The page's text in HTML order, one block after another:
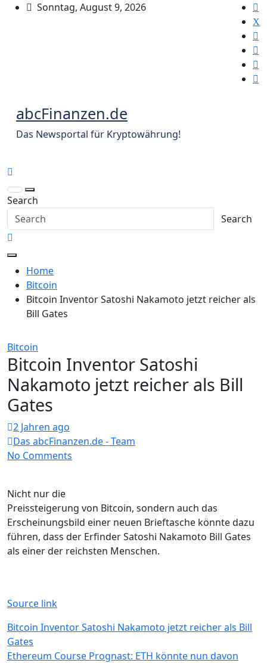
Skip
Sonntag, August 9, 2026
abcFinanzen.de
Das Newsportal für Kryptowährung!
Search
Search
Home
Bitcoin
Bitcoin Inventor Satoshi Nakamoto jetzt reicher als
Bill Gates
Bitcoin
Bitcoin Inventor Satoshi
Nakamoto jetzt reicher als Bill
Gates
2 Jahren ago
Das abcFinanzen.de - Team
No Comments
Nicht nur die
Preissteigerung von Bitcoin, sondern auch das
Erscheinungsbild einer neuen Brieftasche könnte dazu
führen, dass der Erfinder Satoshi Nakamoto Bill Gates
als einer der reichsten Menschen.
Source link
Beitragsnavigation
Bitcoin Inventor Satoshi Nakamoto jetzt reicher als Bill
Gates
Ethereum Course Prognast: ETH könnte nun davon